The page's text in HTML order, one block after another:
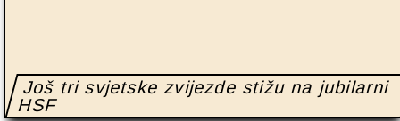
Još tri svjetske zvijezde stižu na jubilarni
HSF